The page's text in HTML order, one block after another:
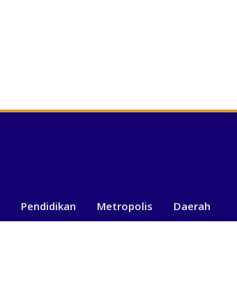
Pendidikan Metropolis Daerah